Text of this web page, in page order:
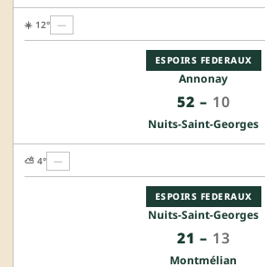
ESPOIRS FEDERAUX
Annonay
52 – 10
Nuits-Saint-Georges
☀️ 12° —
ESPOIRS FEDERAUX
Nuits-Saint-Georges
21 – 13
Montmélian
⛅ 4° —